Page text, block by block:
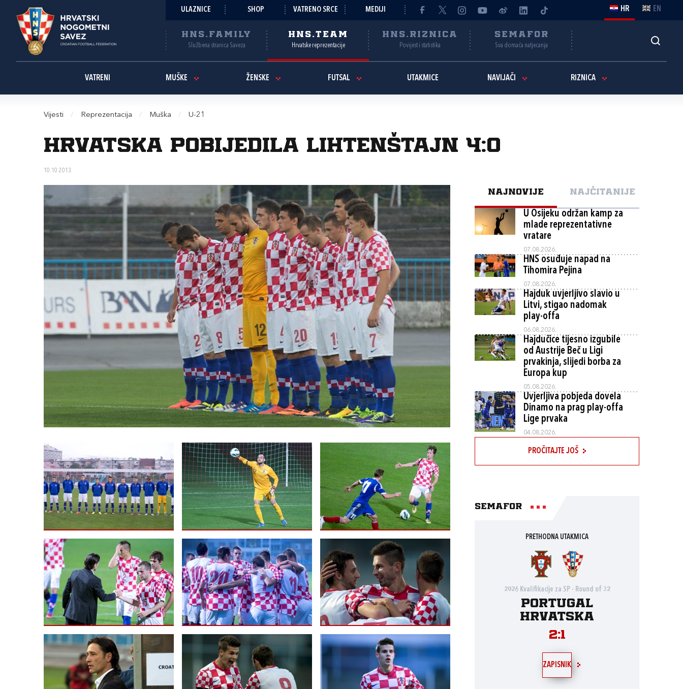
ULAZNICE SHOP VATRENO SRCE MEDIJI HR EN
HNS.FAMILY
Službena stranica Saveza
HNS.TEAM
Hrvatske reprezentacije
HNS.RIZNICA
Povijest i statistika
SEMAFOR
Sva domaća natjecanja
VATRENI MUŠKE ŽENSKE FUTSAL UTAKMICE NAVIJAČI RIZNICA
Vijesti / Reprezentacija / Muška / U-21
Hrvatska pobijedila Lihtenštajn 4:0
10.10.2013.
NAJNOVIJE NAJČITANIJE
U Osijeku održan kamp za
mlade reprezentativne
vratare
07.08.2026.
HNS osuđuje napad na
Tihomira Pejina
07.08.2026.
Hajduk uvjerljivo slavio u
Litvi, stigao nadomak
play-offa
06.08.2026.
Hajdučice tijesno izgubile
od Austrije Beč u Ligi
prvakinja, slijedi borba za
Europa kup
05.08.2026.
Uvjerljiva pobjeda dovela
Dinamo na prag play-offa
Lige prvaka
04.08.2026.
PROČITAJTE JOŠ
Semafor
PRETHODNA UTAKMICA
2026 Kvalifikacije za SP - Round of 32
Portugal
Hrvatska
2:1
ZAPISNIK